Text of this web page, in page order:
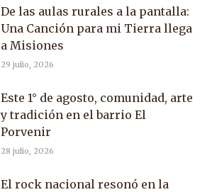
De las aulas rurales a la pantalla:
Una Canción para mi Tierra llega
a Misiones
29 julio, 2026
Este 1° de agosto, comunidad, arte
y tradición en el barrio El
Porvenir
28 julio, 2026
El rock nacional resonó en la